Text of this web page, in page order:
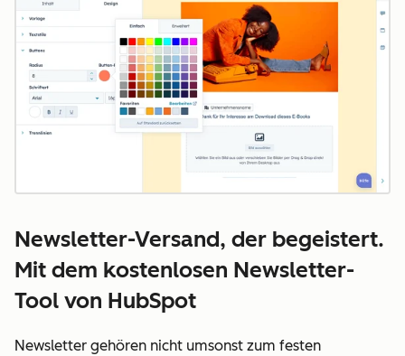
Newsletter-Versand, der begeistert.
Mit dem kostenlosen Newsletter-
Tool von HubSpot
Newsletter gehören nicht umsonst zum festen